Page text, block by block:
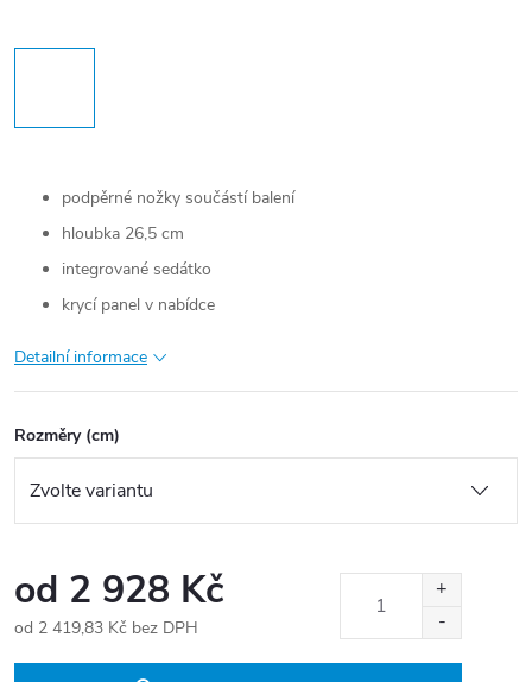
podpěrné nožky součástí balení
hloubka 26,5 cm
integrované sedátko
krycí panel v nabídce
Detailní informace
Rozměry (cm)
od 2 928 Kč
od 2 419,83 Kč bez DPH